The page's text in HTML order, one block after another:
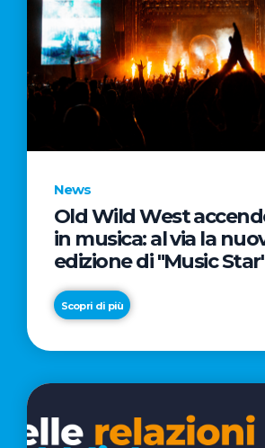
News
Old Wild West
in musica: al via la
edizione di "Music
prestigiose
Radio Italia e Live
Scopri di più